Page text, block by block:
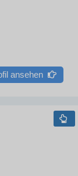
ansehen